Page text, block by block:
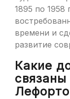
1895 по 1958
времени и
развитие
Какие